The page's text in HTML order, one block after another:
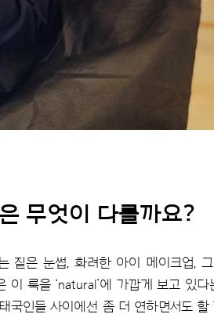
무엇이 다를까요?
은 눈썹, 화려한 아이 메이크업,
룩을 ‘natural’에 가깝게 보고 있
인들 사이에선 좀 더 연하면서도 할